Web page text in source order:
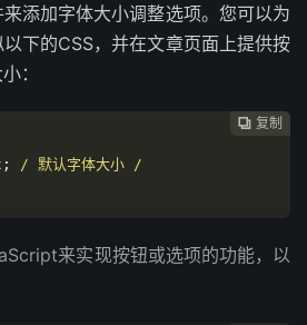
添加字体大小调整选项。您可以为
下的CSS，并在文章页面上提供按
：
 复制
 复制
 复制
 复制
;
/ 默认字体大小 /
来实现按钮或选项的功能，以